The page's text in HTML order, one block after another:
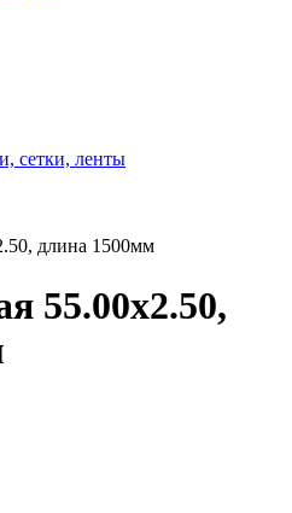
сетки, ленты
длина 1500мм
55.00x2.50,